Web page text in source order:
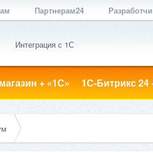
Партнерам24
Интеграция с 1С
+ «1С» 1С-Битрикс 24